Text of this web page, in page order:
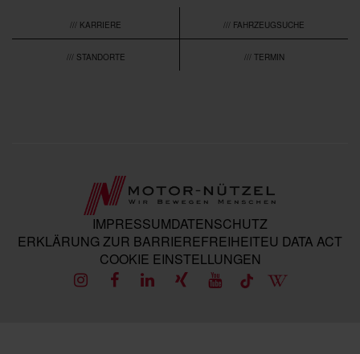
/// KARRIERE /// FAHRZEUGSUCHE
/// STANDORTE /// TERMIN
IMPRESSUMDATENSCHUTZ
ERKLÄRUNG ZUR BARRIEREFREIHEITEU DATA ACT
COOKIE EINSTELLUNGEN